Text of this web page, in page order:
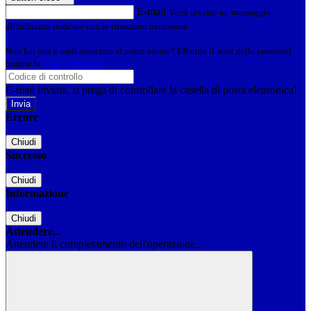
E-mail Verrà inviato un messaggio
all'indirizzo indicato con le istruzioni necessarie.
Non hai una e-mail associata al nome utente? Effettua il reset della password
tramite la Login Spaggiari
E-mail inviata, si prega di controllare la casella di posta elettronica!
Errore
Chiudi
Successo
Chiudi
Informazione
Chiudi
Attendere...
Attendere il completamento dell'operazione...